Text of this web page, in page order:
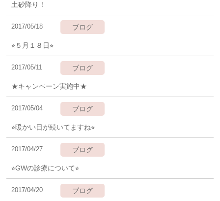
土砂降り！
ブログ
2017/05/18
⭐︎５月１８日⭐︎
ブログ
2017/05/11
★キャンペーン実施中★
ブログ
2017/05/04
⭐︎暖かい日が続いてますね⭐︎
ブログ
2017/04/27
⭐︎GWの診療について⭐︎
ブログ
2017/04/20